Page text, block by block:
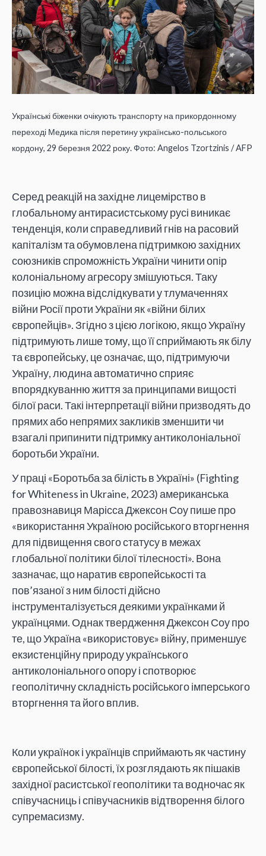
Українські біженки очікують транспорту на прикордонному
переході Медика після перетину українсько-польського
кордону, 29 березня 2022 року. Фото: Angelos Tzortzinis / AFP
Серед реакцій на західне лицемірство в
глобальному антирасистському русі виникає
тенденція, коли справедливий гнів на расовий
капіталізм та обумовлена підтримкою західних
союзників спроможність України чинити опір
колоніальному агресору змішуються. Таку
позицію можна відслідкувати у тлумаченнях
війни Росії проти України як «війни білих
європейців». Згідно з цією логікою, якщо Україну
підтримують лише тому, що її сприймають як білу
та європейську, це означає, що, підтримуючи
Україну, людина автоматично сприяє
впорядкуванню життя за принципами вищості
білої раси. Такі інтерпретації війни призводять до
прямих або непрямих закликів зменшити чи
взагалі припинити підтримку антиколоніальної
боротьби України.
У праці «Боротьба за білість в Україні» (Fighting
for Whiteness in Ukraine, 2023) американська
правознавиця Марісса Джексон Соу пише про
«використання Україною російського вторгнення
для підвищення свого статусу в межах
глобальної політики білої тілесності». Вона
зазначає, що наратив європейськості та
пов’язаної з ним білості дійсно
інструменталізується деякими українками й
українцями. Однак твердження Джексон Соу про
те, що Україна «використовує» війну, применшує
екзистенційну природу українського
антиколоніального опору і спотворює
геополітичну складність російського імперського
вторгнення та його вплив.
Коли українок і українців сприймають як частину
європейської білості, їх розглядають як пішаків
західної расистської геополітики та водночас як
співучасниць і співучасників відтворення білого
супремасизму.